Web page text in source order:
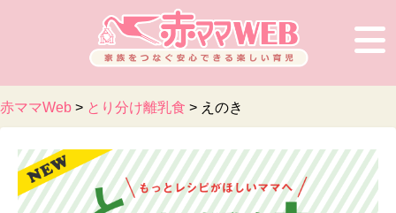
赤ママWeb > とり分け離乳食 > えのき